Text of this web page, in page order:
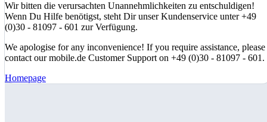
Wir bitten die verursachten Unannehmlichkeiten zu entschuldigen!
Wenn Du Hilfe benötigst, steht Dir unser Kundenservice unter +49
(0)30 - 81097 - 601 zur Verfügung.
We apologise for any inconvenience! If you require assistance, please
contact our mobile.de Customer Support on +49 (0)30 - 81097 - 601.
Homepage